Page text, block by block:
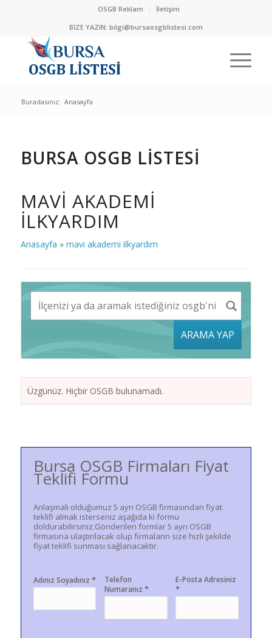
OSGB Reklam
İletişim
BİZE YAZIN: bilgi@bursaosgblistesi.com
Buradasınız: Anasayfa
BURSA OSGB LİSTESİ
MAVI AKADEMI
ILKYARDIM
Anasayfa » mavi akademi ilkyardım
ARAMA YAP
Üzgünüz. Hiçbir OSGB bulunamadı.
Bursa OSGB Firmaları Fiyat
Teklifi Formu
Anlaşmalı olduğumuz 5 ayrı OSGB firmasından fiyat
teklifi almak isterseniz aşağıda ki formu
doldurabilirsiniz.Gönderilen formlar 5 ayrı OSGB
firmasına ulaştırılacak olup firmaların size hızlı şekilde
fiyat teklifi sunması sağlanacaktır.
Adınız Soyadınız *
Telefon
Numaranız*
E-Posta Adresiniz
*